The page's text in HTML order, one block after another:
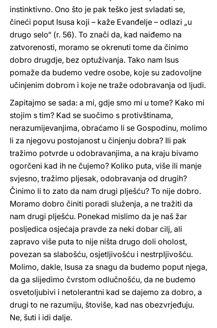
instinktivno. Ono što je pak teško jest svladati se,
čineći poput Isusa koji – kaže Evanđelje – odlazi „u
drugo selo“ (r. 56). To znači da, kad naiđemo na
zatvorenosti, moramo se okrenuti tome da činimo
dobro drugdje, bez optuživanja. Tako nam Isus
pomaže da budemo vedre osobe, koje su zadovoljne
učinjenim dobrom i koje ne traže odobravanja od ljudi.
Zapitajmo se sada: a mi, gdje smo mi u tome? Kako mi
stojim s tim? Kad se suočimo s protivštinama,
nerazumijevanjima, obraćamo li se Gospodinu, molimo
li za njegovu postojanost u činjenju dobra? Ili pak
tražimo potvrde u odobravanjima, a na kraju bivamo
ogorčeni kad ih ne čujemo? Koliko puta, više ili manje
svjesno, tražimo pljesak, odobravanja od drugih?
Činimo li to zato da nam drugi plješću? To nije dobro.
Moramo dobro činiti poradi služenja, a ne tražiti da
nam drugi plješću. Ponekad mislimo da je naš žar
posljedica osjećaja pravde za neki dobar cilj, ali
zapravo više puta to nije ništa drugo doli oholost,
povezan sa slabošću, osjetljivošću i nestrpljivošću.
Molimo, dakle, Isusa za snagu da budemo poput njega,
da ga slijedimo čvrstom odlučnošću, da ne budemo
osvetoljubivi i netolerantni kad se dajemo za dobro, a
drugi to ne razumiju, štoviše, kad nas obezvrjeđuju.
Ne, šuti i idi dalje.